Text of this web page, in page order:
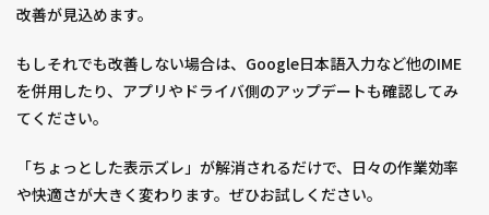
改善が見込めます。
もしそれでも改善しない場合は、Google日本語入力など他のIME
を併用したり、アプリやドライバ側のアップデートも確認してみ
てください。
「ちょっとした表示ズレ」が解消されるだけで、日々の作業効率
や快適さが大きく変わります。ぜひお試しください。